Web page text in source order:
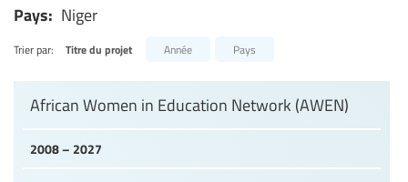
Thèmes
Pays: Niger
Trier par: Titre du projet Année Pays
2008 – 2027
African Women in Education Network (AWEN)